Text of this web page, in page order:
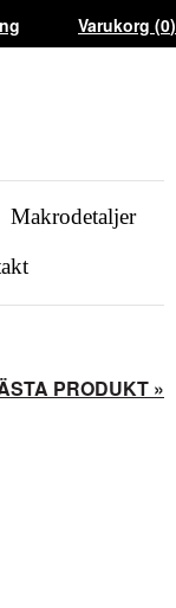
Varukorg (0)
Makrodetaljer
PRODUKT »